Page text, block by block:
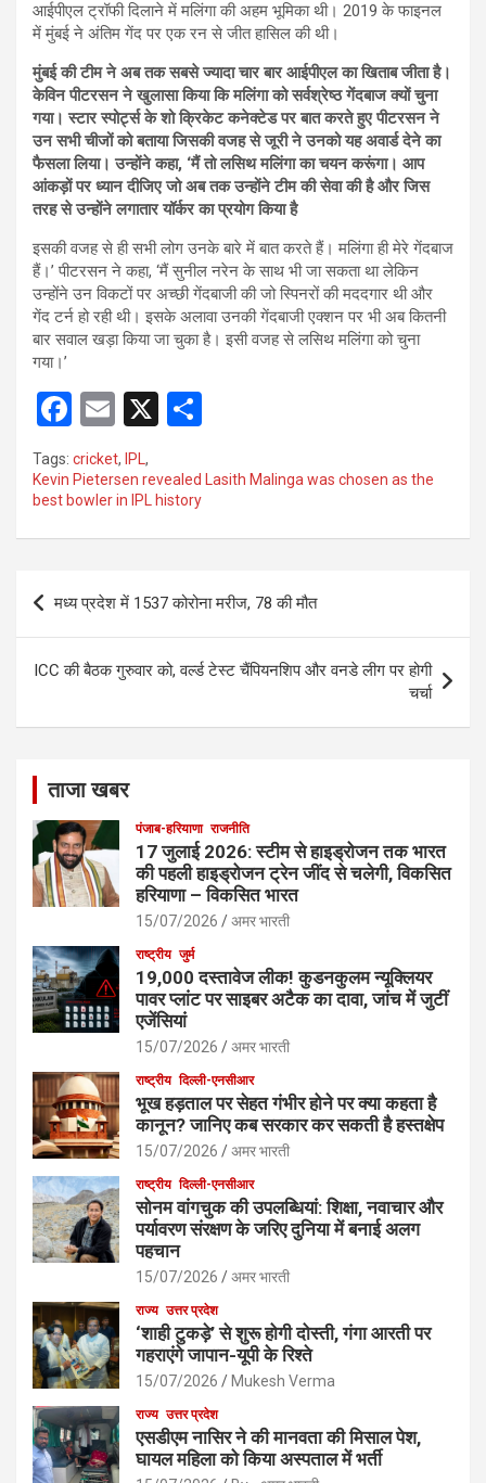
आईपीएल ट्रॉफी दिलाने में मलिंगा की अहम भूमिका थी। 2019 के फाइनल
में मुंबई ने अंतिम गेंद पर एक रन से जीत हासिल की थी।
मुंबई की टीम ने अब तक सबसे ज्यादा चार बार आईपीएल का खिताब जीता है।
केविन पीटरसन ने खुलासा किया कि मलिंगा को सर्वश्रेष्ठ गेंदबाज क्यों चुना
गया। स्टार स्पोर्ट्स के शो क्रिकेट कनेक्टेड पर बात करते हुए पीटरसन ने
उन सभी चीजों को बताया जिसकी वजह से जूरी ने उनको यह अवार्ड देने का
फैसला लिया। उन्होंने कहा, ‘मैं तो लसिथ मलिंगा का चयन करूंगा। आप
आंकड़ों पर ध्यान दीजिए जो अब तक उन्होंने टीम की सेवा की है और जिस
तरह से उन्होंने लगातार यॉर्कर का प्रयोग किया है
इसकी वजह से ही सभी लोग उनके बारे में बात करते हैं। मलिंगा ही मेरे गेंदबाज
हैं।’ पीटरसन ने कहा, ‘मैं सुनील नरेन के साथ भी जा सकता था लेकिन
उन्होंने उन विकटों पर अच्छी गेंदबाजी की जो स्पिनरों की मददगार थी और
गेंद टर्न हो रही थी। इसके अलावा उनकी गेंदबाजी एक्शन पर भी अब कितनी
बार सवाल खड़ा किया जा चुका है। इसी वजह से लसिथ मलिंगा को चुना
गया।’
F
a
ce
b
o
k
E
m
ail
X
ar
Tags: cricket, IPL ,
Kevin Pietersen revealed Lasith Malinga was chosen as the
best bowler in IPL history
Post
navigation
मध्य प्रदेश में 1537 कोरोना मरीज, 78 की मौत
ICC की बैठक गुरुवार को, वर्ल्ड टेस्ट चैंपियनशिप और वनडे लीग पर होगी
चर्चा
ताजा खबर
पंजाब-हरियाणा राजनीति
17 जुलाई 2026: स्टीम से हाइड्रोजन तक भारत
की पहली हाइड्रोजन ट्रेन जींद से चलेगी, विकसित
हरियाणा – विकसित भारत
15/07/2026 अमर भारती
राष्ट्रीय जुर्म
19,000 दस्तावेज लीक! कुडनकुलम न्यूक्लियर
पावर प्लांट पर साइबर अटैक का दावा, जांच में जुटीं
एजेंसियां
15/07/2026 अमर भारती
राष्ट्रीय दिल्ली-एनसीआर
भूख हड़ताल पर सेहत गंभीर होने पर क्या कहता है
कानून? जानिए कब सरकार कर सकती है हस्तक्षेप
15/07/2026 अमर भारती
राष्ट्रीय दिल्ली-एनसीआर
सोनम वांगचुक की उपलब्धियां: शिक्षा, नवाचार और
पर्यावरण संरक्षण के जरिए दुनिया में बनाई अलग
पहचान
15/07/2026 अमर भारती
राज्य उत्तर प्रदेश
‘शाही टुकड़े’ से शुरू होगी दोस्ती, गंगा आरती पर
गहराएंगे जापान-यूपी के रिश्ते
15/07/2026 Mukesh Verma
राज्य उत्तर प्रदेश
एसडीएम नासिर ने की मानवता की मिसाल पेश,
घायल महिला को किया अस्पताल में भर्ती